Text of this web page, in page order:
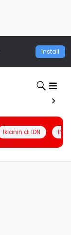
Install
Iklanin di IDN